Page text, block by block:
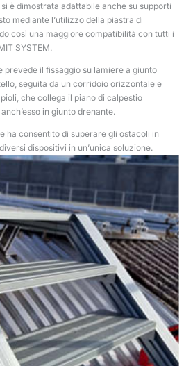
è dimostrata adattabile anche su supporti
mediante l’utilizzo della piastra di
così una maggiore compatibilità con tutti i
SYSTEM.
prevede il fissaggio su lamiere a giunto
seguita da un corridoio orizzontale e
che collega il piano di calpestio
in giunto drenante.
ha consentito di superare gli ostacoli in
dispositivi in un’unica soluzione.